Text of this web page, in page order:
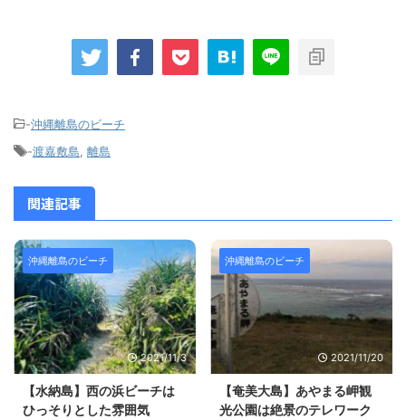
-沖縄離島のビーチ
-渡嘉敷島, 離島
関連記事
沖縄離島のビーチ
2021/11/3
【水納島】西の浜ビーチは
ひっそりとした雰囲気
沖縄離島のビーチ
2021/11/20
【奄美大島】あやまる岬観
光公園は絶景のテレワーク